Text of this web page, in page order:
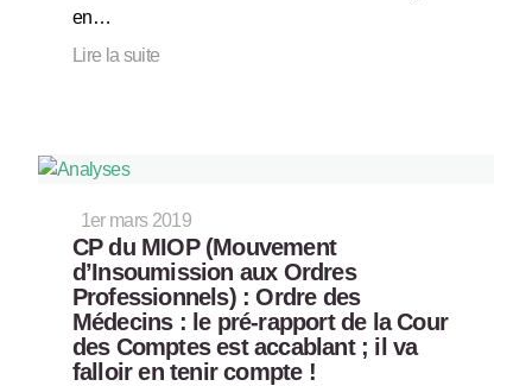
en…
Lire la suite
1er mars 2019
CP du MIOP (Mouvement
d’Insoumission aux Ordres
Professionnels) : Ordre des
Médecins : le pré-rapport de la Cour
des Comptes est accablant ; il va
falloir en tenir compte !